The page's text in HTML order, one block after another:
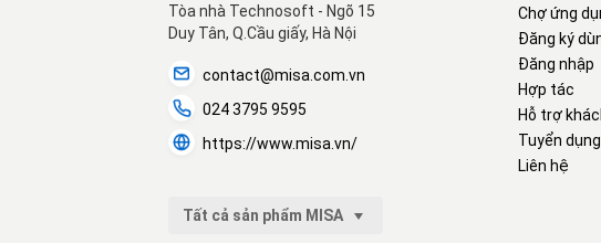
Tòa nhà Technosoft - Ngõ 15
Duy Tân, Q.Cầu giấy, Hà Nội
contact@misa.com.vn
024 3795 9595
https://www.misa.vn/
Tất cả sản phẩm MISA
Chợ ứng
Đăng ký
Đăng nhập
Hợp tác
Hỗ trợ
Tuyển dụng
Liên hệ